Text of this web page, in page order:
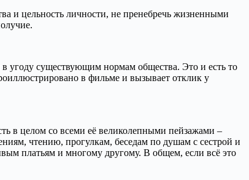
и цельность личности, не пренебречь жизненными
в угоду существующим нормам общества. Это и есть то
в фильме и вызывает отклик у
в целом со всеми её великолепными пейзажами –
чтению, прогулкам, беседам по душам с сестрой и
платьям и многому другому. В общем, если всё это